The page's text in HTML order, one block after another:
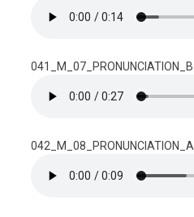
041_M_07_PRONUNCIATION_B
042_M_08_PRONUNCIATION_A